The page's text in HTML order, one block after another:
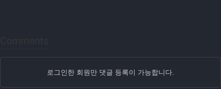
로그인한 회원만 댓글 등록이 가능합니다.